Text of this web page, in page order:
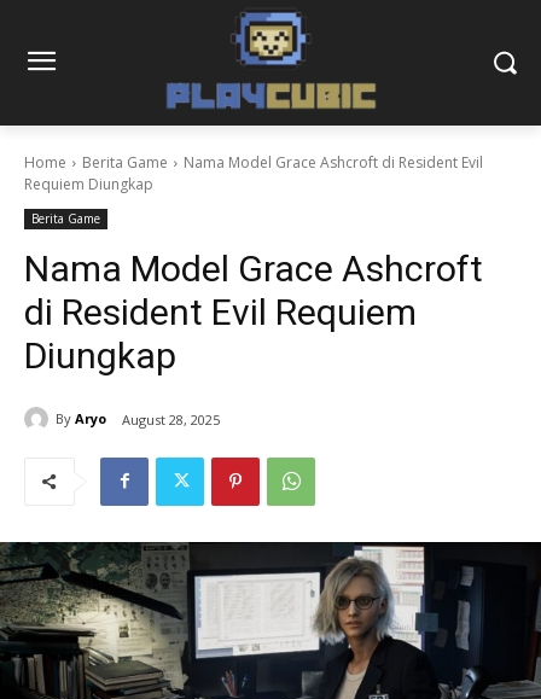
Home Berita Game
Nama Model Grace Ashcroft di Resident Evil
Requiem Diungkap
Berita Game
Nama Model Grace Ashcroft
di Resident Evil Requiem
Diungkap
By Aryo August 28, 2025